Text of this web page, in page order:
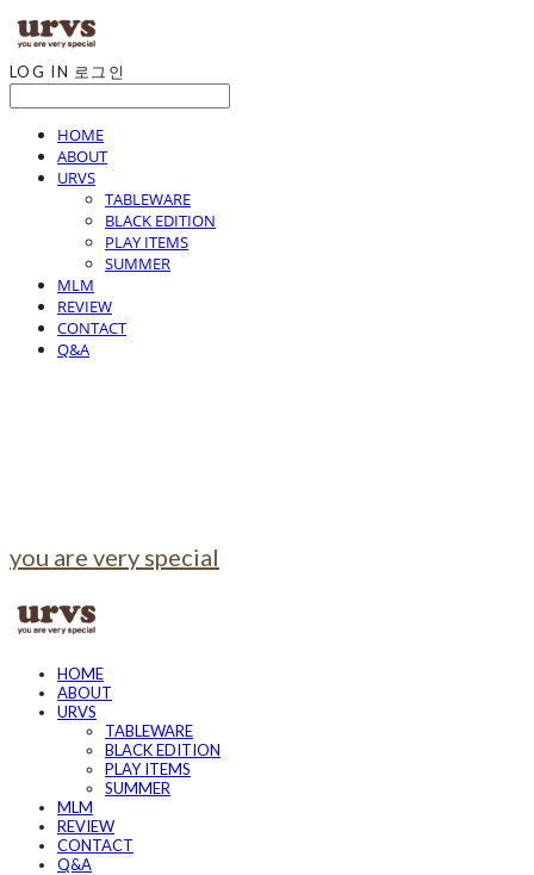
LOG IN 로그인
HOME
ABOUT
URVS
TABLEWARE
BLACK EDITION
PLAY ITEMS
SUMMER
MLM
REVIEW
CONTACT
Q&A
you are very special
HOME
ABOUT
URVS
TABLEWARE
BLACK EDITION
PLAY ITEMS
SUMMER
MLM
REVIEW
CONTACT
Q&A